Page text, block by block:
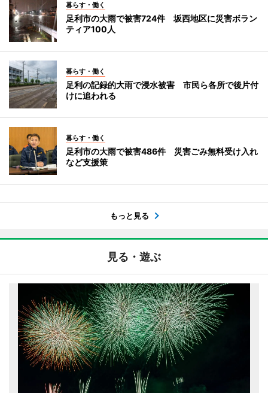
暮らす・働く
足利市の大雨で被害724件 坂西地区に災害ボラン
ティア100人
暮らす・働く
足利の記録的大雨で浸水被害 市民ら各所で後片付
けに追われる
暮らす・働く
足利市の大雨で被害486件 災害ごみ無料受け入れ
など支援策
もっと見る
見る・遊ぶ